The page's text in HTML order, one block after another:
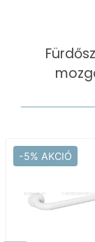
-5% AKCIÓ